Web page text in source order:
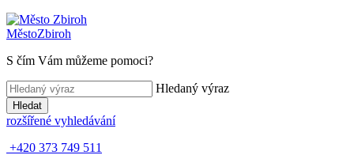
MěstoZbiroh
S čím Vám můžeme pomoci?
Hledaný výraz
Hledat
rozšířené vyhledávání
+420 373 749 511